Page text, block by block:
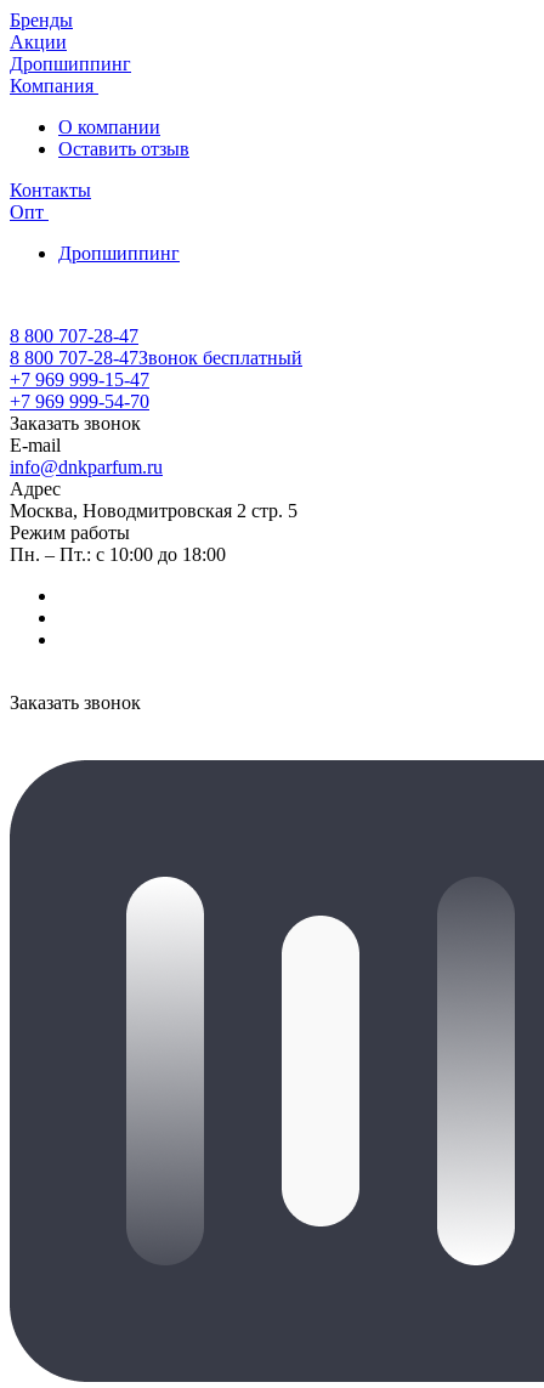
Бренды
Акции
Дропшиппинг
Компания
О компании
Оставить отзыв
Контакты
Опт
Дропшиппинг
8 800 707-28-47
8 800 707-28-47Звонок бесплатный
+7 969 999-15-47
+7 969 999-54-70
Заказать звонок
E-mail
info@dnkparfum.ru
Адрес
Москва, Новодмитровская 2 стр. 5
Режим работы
Пн. – Пт.: с 10:00 до 18:00
Заказать звонок